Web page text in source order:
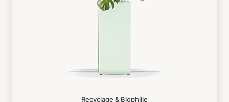
Recyclage & Biophilie